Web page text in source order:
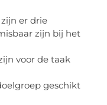
er drie
zijn bij het
voor de taak
geschikt